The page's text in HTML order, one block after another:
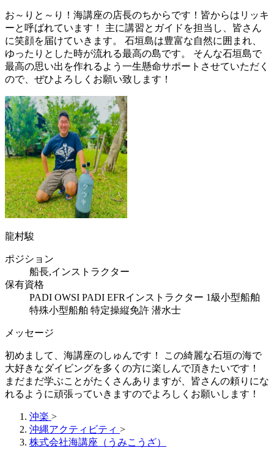
お～りと～り！海講座の店長のちからです！皆からはリッキ
ーと呼ばれています！ 主に講習とガイドを担当し、皆さん
に笑顔を届けていきます。 石垣島は豊富な自然に囲まれ、
ゆったりとした時が流れる最高の島です。 そんな石垣島で
最高の思い出を作れるよう一生懸命サポートさせていただく
ので、ぜひよろしくお願い致します！
龍村駿
ポジション
船長,インストラクター
保有資格
PADI OWSI PADI EFRインストラクター 1級小型船舶
特殊小型船舶 特定操縦免許 潜水士
メッセージ
初めまして、海講座のしゅんです！ この綺麗な石垣の海で
大好きなダイビングを多くの方に楽しんで頂きたいです！
まだまだ学ぶことがたくさんありますが、皆さんの頼りにな
れるように頑張っていきますのでよろしくお願いします！
沖楽 >
沖縄アクティビティ >
株式会社海講座（うみこうざ）